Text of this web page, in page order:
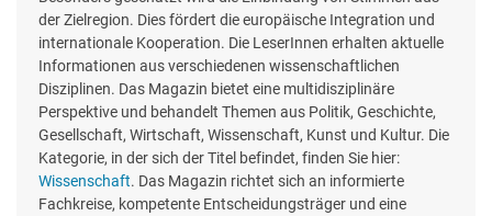
der Zielregion. Dies fördert die europäische Integration und
internationale Kooperation. Die LeserInnen erhalten aktuelle
Informationen aus verschiedenen wissenschaftlichen
Disziplinen. Das Magazin bietet eine multidisziplinäre
Perspektive und behandelt Themen aus Politik, Geschichte,
Gesellschaft, Wirtschaft, Wissenschaft, Kunst und Kultur. Die
Kategorie, in der sich der Titel befindet, finden Sie hier:
Wissenschaft. Das Magazin richtet sich an informierte
Fachkreise, kompetente Entscheidungsträger und eine